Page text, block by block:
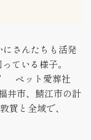
さんたちも活発
っている様子。
ペット愛葬社
井市、鯖江市の計
賀と全域で、